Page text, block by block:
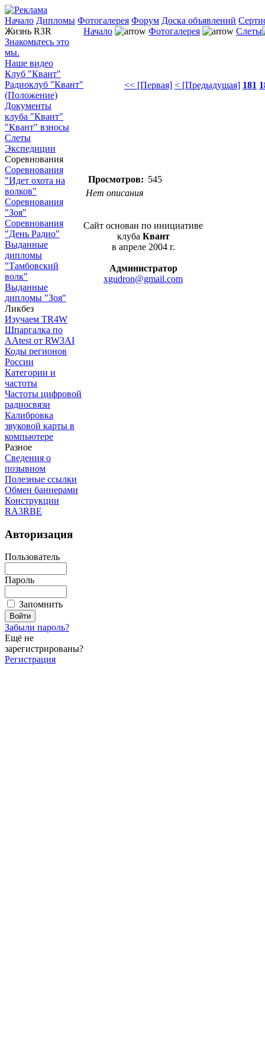
Начало Дипломы Фотогалерея Форум Доска объявлений
Жизнь R3R
Знакомьтесь это
мы.
Наше видео
Клуб "Квант"
Радиоклуб "Квант"
(Положение)
Документы
клуба "Квант"
"Квант" взносы
Слеты
Экспедиции
Соревнования
Соревнования
"Идет охота на
волков"
Соревнования
"Зоя"
Соревнования
"День Радио"
Выданные
дипломы
"Тамбовский
волк"
Выданные
дипломы "Зоя"
Ликбез
Изучаем TR4W
Шпаргалка по
AAtest от RW3AI
Коды регионов
России
Категории и
частоты
Частоты цифровой
радиосвязи
Калибровка
звуковой карты в
компьютере
Разное
Сведения о
позывном
Полезные ссылки
Обмен баннерами
Конструкции
RA3RBE
Авторизация
Пользователь
Пароль
Запомнить
Забыли пароль?
Ещё не
зарегистрированы?
Регистрация
Начало Фотогалерея Слеты
<< [Первая] < [Предыдущая] 181
Просмотров: 545
Нет описания
Сайт основан по инициативе
клуба Квант
в апреле 2004 г.
Администратор
xgudron@gmail.com